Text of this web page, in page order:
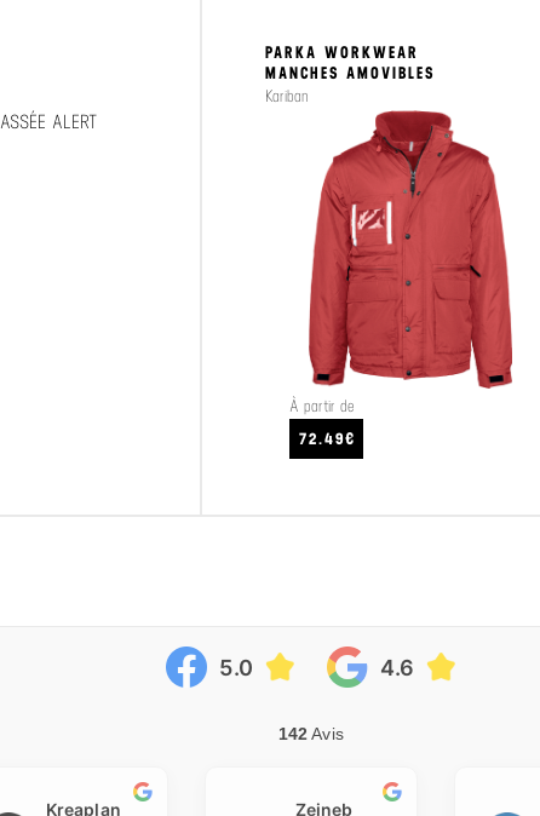
VOIR LE PRODUIT
PARKA WORKWEAR
MANCHES AMOVIBLES
Kariban
À partir de
72.49€